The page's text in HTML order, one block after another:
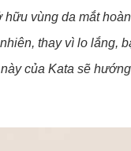
vùng da mắt
thay vì lo lắng,
của Kata sẽ